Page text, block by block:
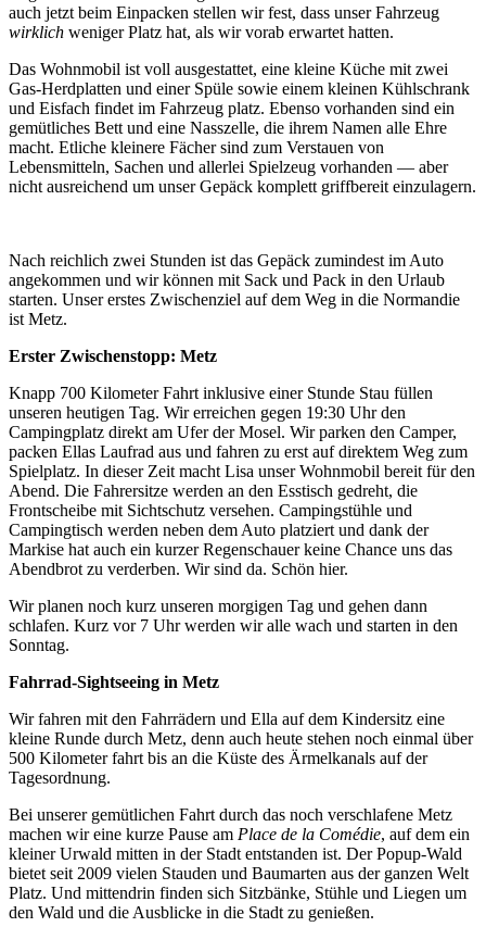
auch jetzt beim Einpacken stellen wir fest, dass unser Fahrzeug
wirklich weniger Platz hat, als wir vorab erwartet hatten.
Das Wohnmobil ist voll ausgestattet, eine kleine Küche mit zwei
Gas-Herdplatten und einer Spüle sowie einem kleinen Kühlschrank
und Eisfach findet im Fahrzeug platz. Ebenso vorhanden sind ein
gemütliches Bett und eine Nasszelle, die ihrem Namen alle Ehre
macht. Etliche kleinere Fächer sind zum Verstauen von
Lebensmitteln, Sachen und allerlei Spielzeug vorhanden — aber
nicht ausreichend um unser Gepäck komplett griffbereit einzulagern.
Nach reichlich zwei Stunden ist das Gepäck zumindest im Auto
angekommen und wir können mit Sack und Pack in den Urlaub
starten. Unser erstes Zwischenziel auf dem Weg in die Normandie
ist Metz.
Erster Zwischenstopp: Metz
Knapp 700 Kilometer Fahrt inklusive einer Stunde Stau füllen
unseren heutigen Tag. Wir erreichen gegen 19:30 Uhr den
Campingplatz direkt am Ufer der Mosel. Wir parken den Camper,
packen Ellas Laufrad aus und fahren zu erst auf direktem Weg zum
Spielplatz. In dieser Zeit macht Lisa unser Wohnmobil bereit für den
Abend. Die Fahrersitze werden an den Esstisch gedreht, die
Frontscheibe mit Sichtschutz versehen. Campingstühle und
Campingtisch werden neben dem Auto platziert und dank der
Markise hat auch ein kurzer Regenschauer keine Chance uns das
Abendbrot zu verderben. Wir sind da. Schön hier.
Wir planen noch kurz unseren morgigen Tag und gehen dann
schlafen. Kurz vor 7 Uhr werden wir alle wach und starten in den
Sonntag.
Fahrrad-Sightseeing in Metz
Wir fahren mit den Fahrrädern und Ella auf dem Kindersitz eine
kleine Runde durch Metz, denn auch heute stehen noch einmal über
500 Kilometer fahrt bis an die Küste des Ärmelkanals auf der
Tagesordnung.
Bei unserer gemütlichen Fahrt durch das noch verschlafene Metz
machen wir eine kurze Pause am Place de la Comédie, auf dem ein
kleiner Urwald mitten in der Stadt entstanden ist. Der Popup-Wald
bietet seit 2009 vielen Stauden und Baumarten aus der ganzen Welt
Platz. Und mittendrin finden sich Sitzbänke, Stühle und Liegen um
den Wald und die Ausblicke in die Stadt zu genießen.